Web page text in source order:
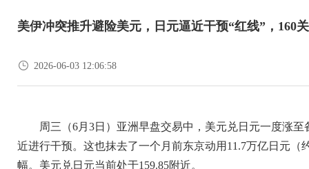
美伊冲突推升避险美元，日元逼近干预“红线”，160
 2026-06-03 12:06:58
周三（6月3日）亚洲早盘交易中，美元兑日元一度涨
近进行干预。这也抹去了一个月前东京动用11.7万亿日元
幅。美元兑日元当前处于159.85附近。